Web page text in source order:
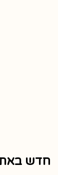
חדש